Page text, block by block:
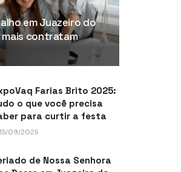
em Juazeiro do
contratam
Farias Brito 2025:
o que você precisa
para curtir a festa
09/2025
de Nossa Senhora